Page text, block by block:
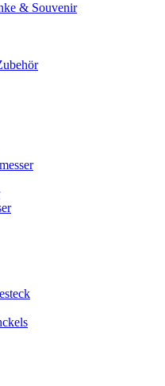
& Souvenir